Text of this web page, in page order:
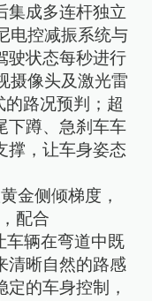
集成多连杆独立
电控减振系统与
驶状态每秒进行
摄像头及激光雷
的路况预判；超
下蹲、急刹车车
撑，让车身姿态
金侧倾梯度，
配合
车辆在弯道中既
清晰自然的路感
的车身控制，